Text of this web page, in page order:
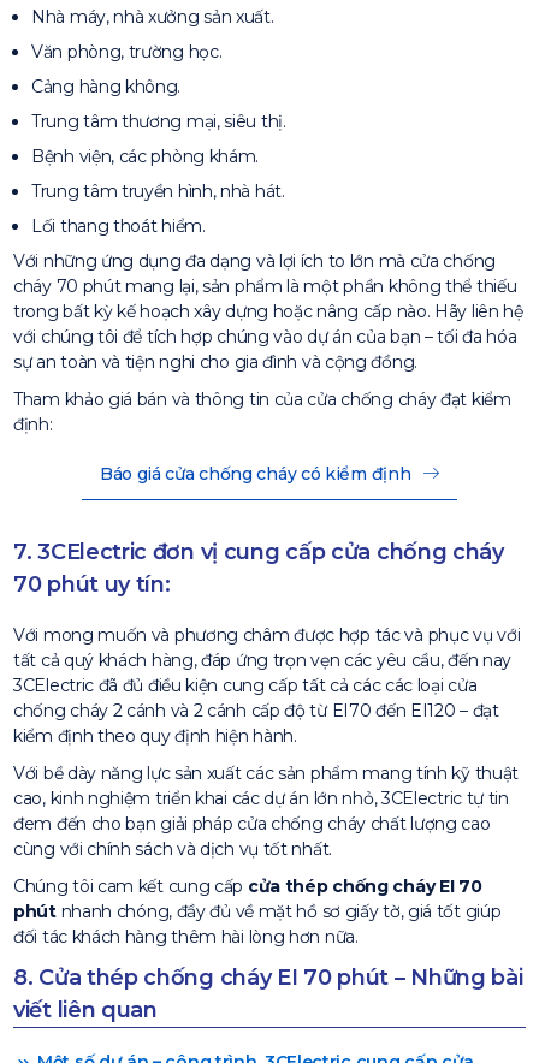
Nhà máy, nhà xưởng sản xuất.
Văn phòng, trường học.
Cảng hàng không.
Trung tâm thương mại, siêu thị.
Bệnh viện, các phòng khám.
Trung tâm truyền hình, nhà hát.
Lối thang thoát hiểm.
Với những ứng dụng đa dạng và lợi ích to lớn mà cửa chống
cháy 70 phút mang lại, sản phẩm là một phần không thể thiếu
trong bất kỳ kế hoạch xây dựng hoặc nâng cấp nào. Hãy liên hệ
với chúng tôi để tích hợp chúng vào dự án của bạn – tối đa hóa
sự an toàn và tiện nghi cho gia đình và cộng đồng.
Tham khảo giá bán và thông tin của cửa chống cháy đạt kiểm
định:
Báo giá cửa chống cháy có kiểm định
7. 3CElectric đơn vị cung cấp cửa chống cháy
70 phút uy tín:
Với mong muốn và phương châm được hợp tác và phục vụ với
tất cả quý khách hàng, đáp ứng trọn vẹn các yêu cầu, đến nay
3CElectric đã đủ điều kiện cung cấp tất cả các các loại cửa
chống cháy 2 cánh và 2 cánh cấp độ từ EI70 đến EI120 – đạt
kiểm định theo quy định hiện hành.
Với bề dày năng lực sản xuất các sản phẩm mang tính kỹ thuật
cao, kinh nghiệm triển khai các dự án lớn nhỏ, 3CElectric tự tin
đem đến cho bạn giải pháp cửa chống cháy chất lượng cao
cùng với chính sách và dịch vụ tốt nhất.
Chúng tôi cam kết cung cấp cửa thép chống cháy EI 70
phútnhanh chóng, đầy đủ về mặt hồ sơ giấy tờ, giá tốt giúp
đối tác khách hàng thêm hài lòng hơn nữa.
8. Cửa thép chống cháy EI 70 phút – Những bài
viết liên quan